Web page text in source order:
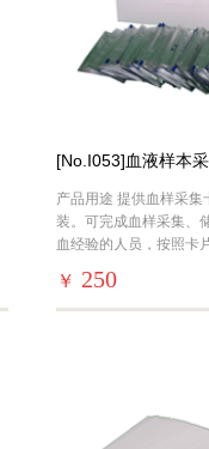
[No.I053]血液样本
产品用途 提供血样采
装。可完成血样采集、
血经验的人员，按照卡
￥ 250